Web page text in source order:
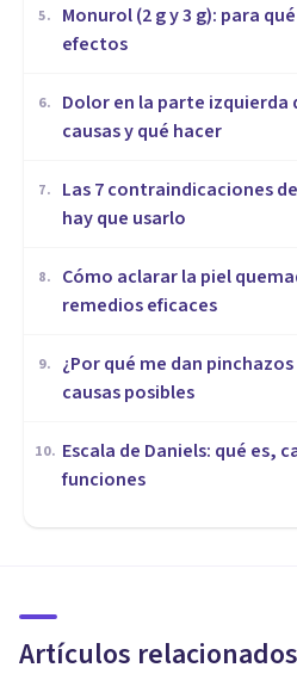
5.
Monurol (2 g y 3 g): para
efectos
6.
Dolor en la parte
causas y qué hacer
7.
Las 7 contraindicaciones
hay que usarlo
8.
Cómo aclarar la piel
remedios eficaces
9.
¿Por qué me dan
causas posibles
10. Escala de Daniels: qué es,
funciones
Artículos relacionados
acné: 8 consejos